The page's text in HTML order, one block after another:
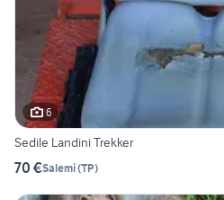
6
Sedile Landini Trekker
70 €Salemi(TP)